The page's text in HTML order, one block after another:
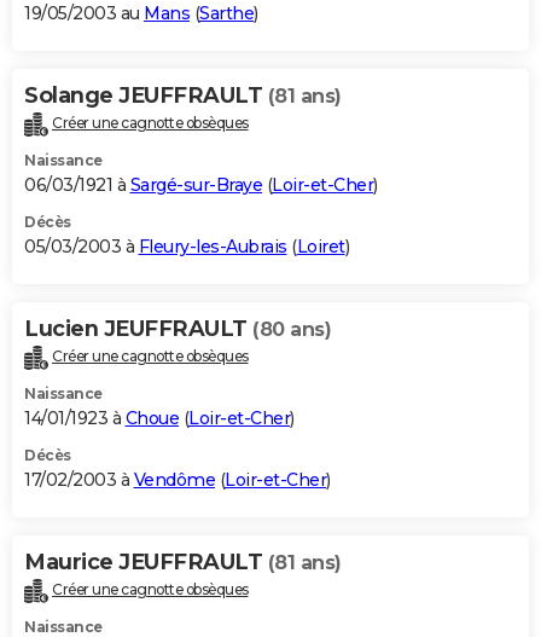
19/05/2003 au Mans (Sarthe)
Solange JEUFFRAULT (81 ans)
Créer une cagnotte obsèques
Naissance
06/03/1921 à Sargé-sur-Braye (Loir-et-Cher)
Décès
05/03/2003 à Fleury-les-Aubrais (Loiret)
Lucien JEUFFRAULT (80 ans)
Créer une cagnotte obsèques
Naissance
14/01/1923 à Choue (Loir-et-Cher)
Décès
17/02/2003 à Vendôme (Loir-et-Cher)
Maurice JEUFFRAULT (81 ans)
Créer une cagnotte obsèques
Naissance